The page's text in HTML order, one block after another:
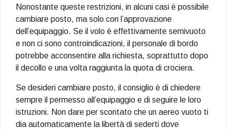
Nonostante queste restrizioni, in alcuni casi è possibile
cambiare posto, ma solo con l’approvazione
dell’equipaggio. Se il volo è effettivamente semivuoto
e non ci sono controindicazioni, il personale di bordo
potrebbe acconsentire alla richiesta, soprattutto dopo
il decollo e una volta raggiunta la quota di crociera.
Se desideri cambiare posto, il consiglio è di chiedere
sempre il permesso all’equipaggio e di seguire le loro
istruzioni. Non dare per scontato che un aereo vuoto ti
dia automaticamente la libertà di sederti dove